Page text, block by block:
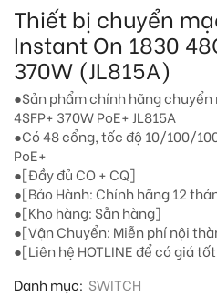
Thiết bị chuyển
Instant On 1830
370W (JL815A)
●Sản phẩm chính hãng chuyển
4SFP+ 370W PoE+ JL815A
●Có 48 cổng, tốc độ 10/100/
PoE+
●[Đầy đủ CO + CQ]
●[Bảo Hành: Chính hãng 12
●[Kho hàng: Sẵn hàng]
●[Vận Chuyển: Miễn phí nội
●[Liên hệ HOTLINE để có giá
Danh mục: SWITCH